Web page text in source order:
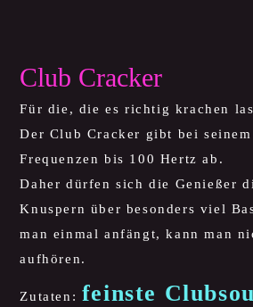
Club Cracker
Für die, die es richtig krachen
Der Club Cracker gibt bei seinem
Frequenzen bis 100 Hertz ab.
Daher dürfen sich die Genießer
Knuspern über besonders viel
man einmal anfängt, kann man
aufhören.
Zutaten: feinste